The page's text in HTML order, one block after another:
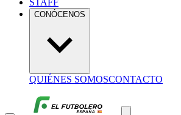
STAFF
CONÓCENOS
QUIÉNES SOMOSCONTACTO